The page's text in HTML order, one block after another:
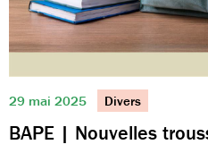
29 mai 2025 Divers
BAPE | Nouvelles